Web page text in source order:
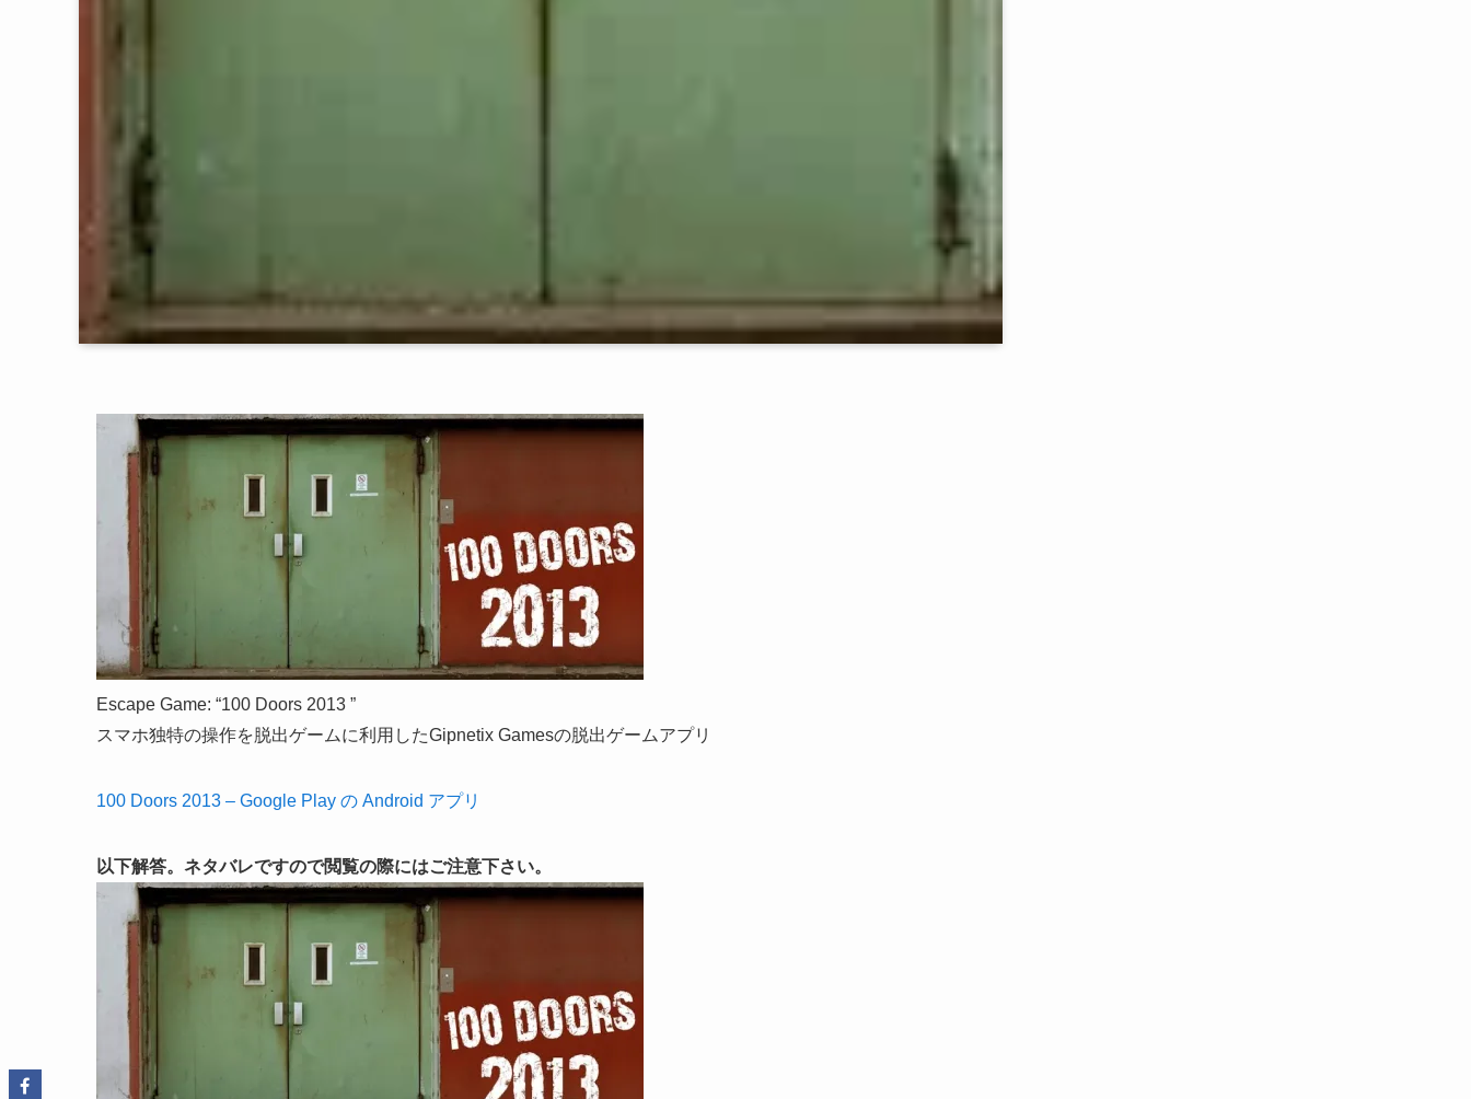
Escape Game: “100 Doors 2013 ”
スマホ独特の操作を脱出ゲームに利用したGipnetix Gamesの脱出ゲームアプリ
100 Doors 2013 – Google Play の Android アプリ
以下解答。ネタバレですので閲覧の際にはご注意下さい。